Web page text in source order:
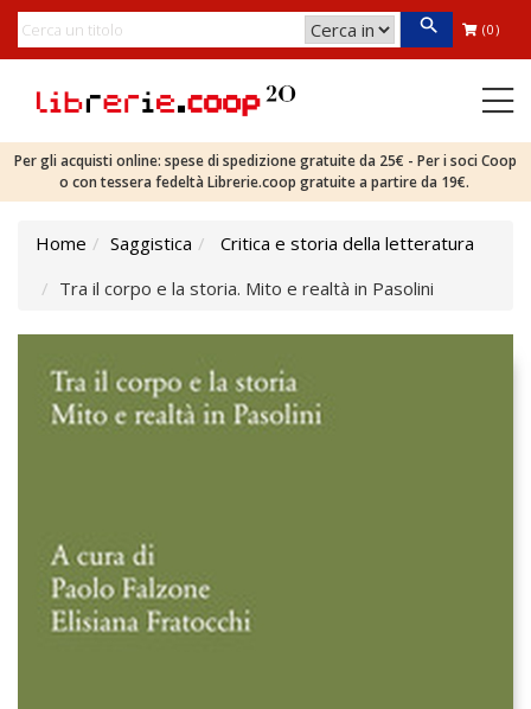
(0)
Per gli acquisti online: spese di spedizione gratuite da 25€ - Per i soci Coop
o con tessera fedeltà Librerie.coop gratuite a partire da 19€.
Home Saggistica
Critica e storia della letteratura
Tra il corpo e la storia. Mito e realtà in Pasolini